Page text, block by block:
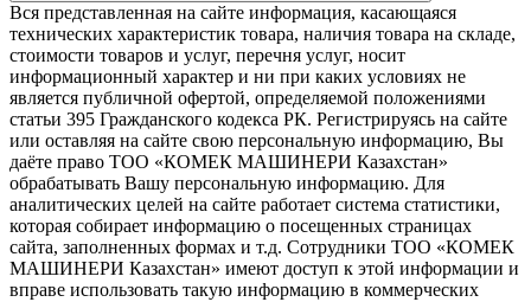
Вся представленная на сайте информация, касающаяся
технических характеристик товара, наличия товара на складе,
стоимости товаров и услуг, перечня услуг, носит
информационный характер и ни при каких условиях не
является публичной офертой, определяемой положениями
статьи 395 Гражданского кодекса РК. Регистрируясь на сайте
или оставляя на сайте свою персональную информацию, Вы
даёте право ТОО «КОМЕК МАШИНЕРИ Казахстан»
обрабатывать Вашу персональную информацию. Для
аналитических целей на сайте работает система статистики,
которая собирает информацию о посещенных страницах
сайта, заполненных формах и т.д. Сотрудники ТОО «КОМЕК
МАШИНЕРИ Казахстан» имеют доступ к этой информации и
вправе использовать такую информацию в коммерческих